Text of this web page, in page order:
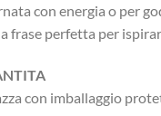
con energia o per
frase perfetta per
con imballaggio